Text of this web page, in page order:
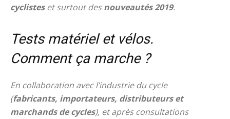
cyclisteset surtout desnouveautés 2019.
Tests matériel et vélos.
Comment ça marche ?
En collaboration avec l’industrie du cycle
(fabricants, importateurs, distributeurs et
marchands de cycles), et après consultations